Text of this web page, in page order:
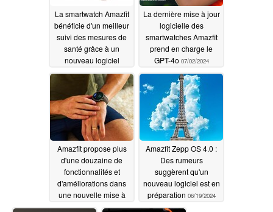
La smartwatch Amazfit
bénéficie d'un meilleur
suivi des mesures de
santé grâce à un
nouveau logiciel
07/05/2024
La dernière mise à jour
logicielle des
smartwatches Amazfit
prend en charge le
GPT-4o 07/02/2024
Amazfit propose plus
d'une douzaine de
fonctionnalités et
d'améliorations dans
une nouvelle mise à
jour de sa smartwatch
Amazfit Zepp OS 4.0 :
Des rumeurs
suggèrent qu'un
nouveau logiciel est en
préparation 06/19/2024